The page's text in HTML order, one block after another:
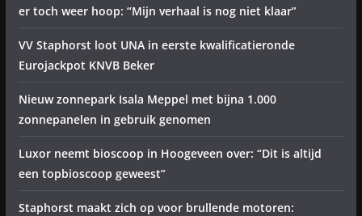
er toch weer hoop: “Mijn verhaal is nog niet klaar”
VV Staphorst loot UNA in eerste kwalificatieronde
Eurojackpot KNVB Beker
Nieuw zonnepark Isala Meppel met bijna 1.000
zonnepanelen in gebruik genomen
Luxor neemt bioscoop in Hoogeveen over: “Dit is altijd
een topbioscoop geweest”
Staphorst maakt zich op voor brullende motoren: